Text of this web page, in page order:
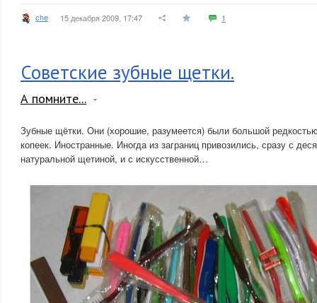
che 15 декабря 2009, 17:47 1
Советские зубные щетки.
А помните...
Зубные щётки. Они (хорошие, разумеется) были большой
копеек. Иностранные. Иногда из заграниц привозились, сразу с
натуральной щетиной, и с искусственной…